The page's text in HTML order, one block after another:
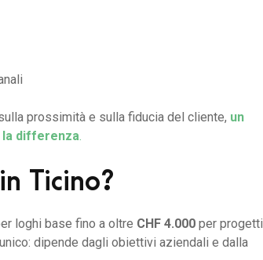
prossimità e sulla fiducia del cliente, un
la differenza.
Ticino?
loghi base fino a oltre CHF 4.000 per progetti
dipende dagli obiettivi aziendali e dalla